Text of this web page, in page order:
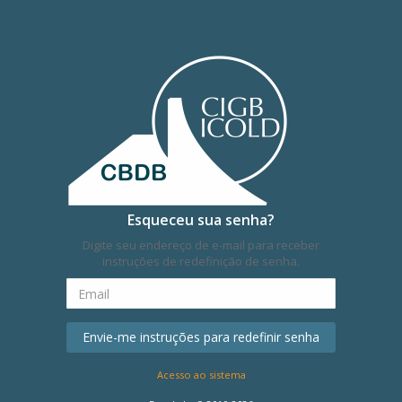
Esqueceu sua senha?
Digite seu endereço de e-mail para receber
instruções de redefinição de senha.
Acesso ao sistema